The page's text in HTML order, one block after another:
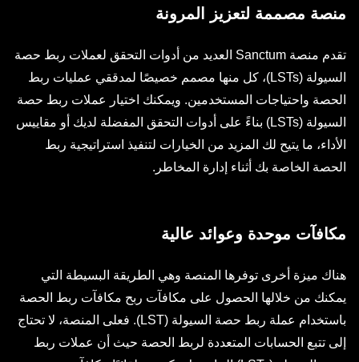
منصة مصممة لتعزيز المرونة
تقدم منصة Sanctum العديد من أدوات التحقق لعملات ربط حصة
السيولة (LSTs)، كل منها مصمم خصيصًا لمدققي عمليات ربط
الحصة واحتياجات المستخدمين. ويمكنك اختيار عملات ربط حصة
السيولة (LSTs) بناءً على أدوات التحقق المفضلة لديك أو مقاييس
الأداء، ما يتيح لك المزيد من الخيارات لتنفيذ استراتيجية ربط
الحصة الخاصة بك أثناء إدارة المخاطر.
مكافآت موحدة وعوائد عالية
هناك ميزة أخرى توفرها المنصة وهي الطريقة البسيطة التي
يمكنك من خلالها الحصول على مكافآت ربح مكافآت ربط الحصة
باستخدام عملة ربط حصة السيولة (LST). فعلى المنصة، لا تحتاج
إلى تتبع الحسابات المتعددة لربط الحصة حيث أن عملات ربط